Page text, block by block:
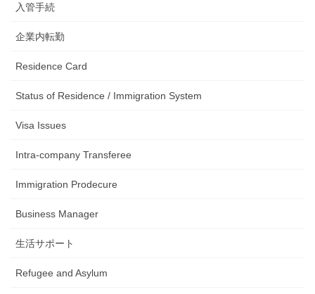
入管手続
企業内転勤
Residence Card
Status of Residence / Immigration System
Visa Issues
Intra-company Transferee
Immigration Prodecure
Business Manager
生活サポート
Refugee and Asylum